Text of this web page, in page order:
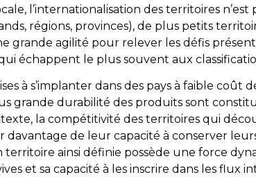
l’internationalisation des territoires
régions, provinces), de plus petits
grande agilité pour relever les défis
échappent le plus souvent aux
à s’implanter dans des pays à faible coût
grande durabilité des produits sont
la compétitivité des territoires qui
de leur capacité à conserver
ainsi définie possède une force
et sa capacité à les inscrire dans les flux